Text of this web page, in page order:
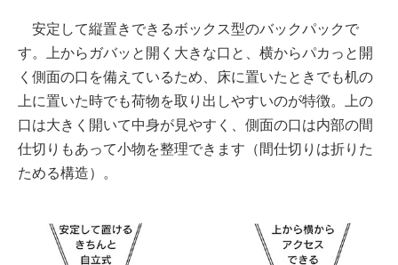
安定して縦置きできるボックス型のバックパックで
す。上からガバッと開く大きな口と、横からパカっと開
く側面の口を備えているため、床に置いたときでも机の
上に置いた時でも荷物を取り出しやすいのが特徴。上の
口は大きく開いて中身が見やすく、側面の口は内部の間
仕切りもあって小物を整理できます（間仕切りは折りた
ためる構造）。